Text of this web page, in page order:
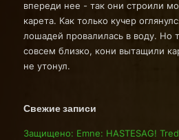
впереди нее - так они строили
карета. Как только кучер
лошадей провалилась в воду. Но
совсем близко, кони вытащили
не утонул.
Свежие записи
Защищено: Emne: HASTESAG!